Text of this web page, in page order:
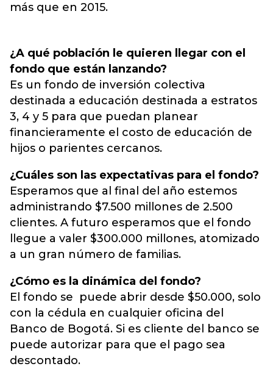
más que en 2015.
¿A qué población le quieren llegar con el
fondo que están lanzando?
Es un fondo de inversión colectiva
destinada a educación destinada a estratos
3, 4 y 5 para que puedan planear
financieramente el costo de educación de
hijos o parientes cercanos.
¿Cuáles son las expectativas para el fondo?
Esperamos que al final del año estemos
administrando $7.500 millones de 2.500
clientes. A futuro esperamos que el fondo
llegue a valer $300.000 millones, atomizado
a un gran número de familias.
¿Cómo es la dinámica del fondo?
El fondo se puede abrir desde $50.000, solo
con la cédula en cualquier oficina del
Banco de Bogotá. Si es cliente del banco se
puede autorizar para que el pago sea
descontado.